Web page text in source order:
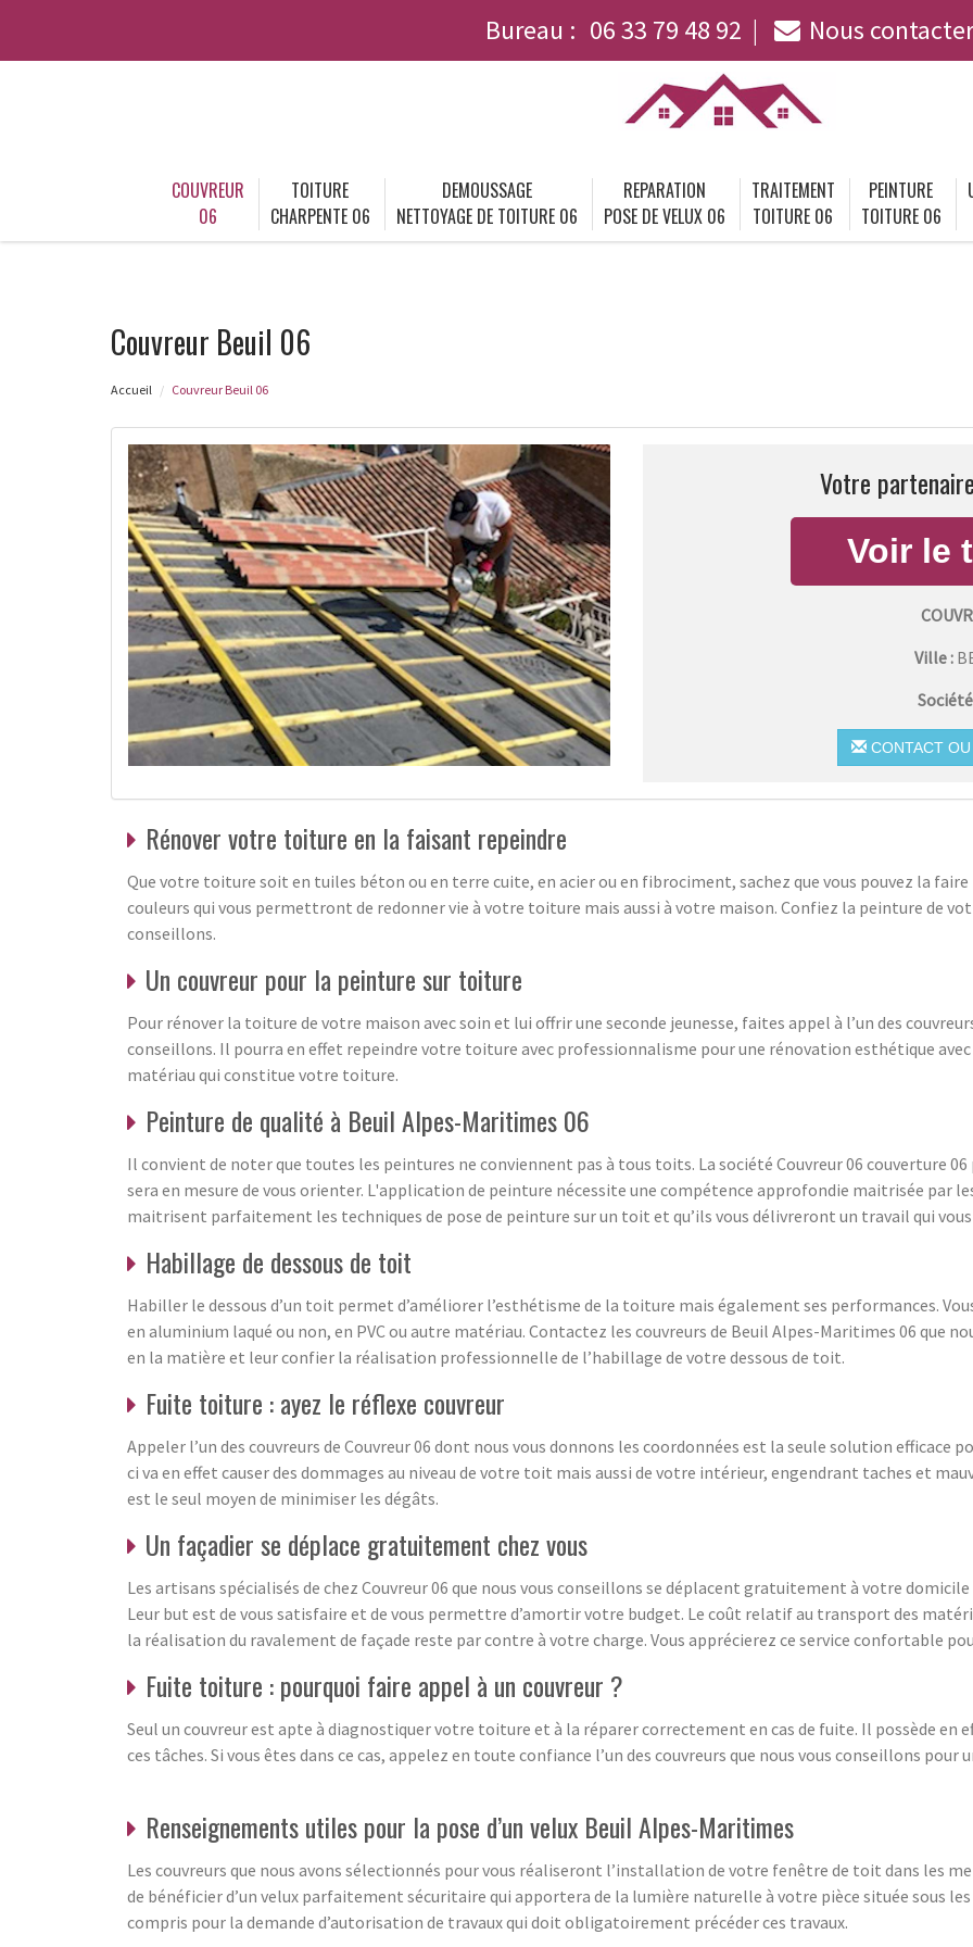
Bureau : 06 33 79 48 92 Nous contacter
COUVREUR
06
TOITURE
CHARPENTE 06
DEMOUSSAGE
NETTOYAGE DE TOITURE 06
REPARATION
POSE DE VELUX 06
TRAITEMENT
TOITURE 06
PEINTURE
TOITURE 06
Couvreur Beuil 06
Accueil Couvreur Beuil 06
Votre
Ville :
CONTACT OU
Rénover votre toiture en la faisant repeindre
Que votre toiture soit en tuiles béton ou en terre cuite, en acier ou en fibrociment, sachez que vous pouvez la faire
couleurs qui vous permettront de redonner vie à votre toiture mais aussi à votre maison. Confiez la peinture de
conseillons.
Un couvreur pour la peinture sur toiture
Pour rénover la toiture de votre maison avec soin et lui offrir une seconde jeunesse, faites appel à l’un des
conseillons. Il pourra en effet repeindre votre toiture avec professionnalisme pour une rénovation esthétique
matériau qui constitue votre toiture.
Peinture de qualité à Beuil Alpes-Maritimes 06
Il convient de noter que toutes les peintures ne conviennent pas à tous toits. La société Couvreur 06 couverture
sera en mesure de vous orienter. L'application de peinture nécessite une compétence approfondie maitrisée par
maitrisent parfaitement les techniques de pose de peinture sur un toit et qu’ils vous délivreront un travail qui
Habillage de dessous de toit
Habiller le dessous d’un toit permet d’améliorer l’esthétisme de la toiture mais également ses performances.
en aluminium laqué ou non, en PVC ou autre matériau. Contactez les couvreurs de Beuil Alpes-Maritimes 06 que
en la matière et leur confier la réalisation professionnelle de l’habillage de votre dessous de toit.
Fuite toiture : ayez le réflexe couvreur
Appeler l’un des couvreurs de Couvreur 06 dont nous vous donnons les coordonnées est la seule solution efficace
ci va en effet causer des dommages au niveau de votre toit mais aussi de votre intérieur, engendrant taches et
est le seul moyen de minimiser les dégâts.
Un façadier se déplace gratuitement chez vous
Les artisans spécialisés de chez Couvreur 06 que nous vous conseillons se déplacent gratuitement à votre
Leur but est de vous satisfaire et de vous permettre d’amortir votre budget. Le coût relatif au transport des
la réalisation du ravalement de façade reste par contre à votre charge. Vous apprécierez ce service confortable
Fuite toiture : pourquoi faire appel à un couvreur ?
Seul un couvreur est apte à diagnostiquer votre toiture et à la réparer correctement en cas de fuite. Il possède en
ces tâches. Si vous êtes dans ce cas, appelez en toute confiance l’un des couvreurs que nous vous conseillons
Renseignements utiles pour la pose d’un velux Beuil Alpes-Maritimes
Les couvreurs que nous avons sélectionnés pour vous réaliseront l’installation de votre fenêtre de toit dans les
de bénéficier d’un velux parfaitement sécuritaire qui apportera de la lumière naturelle à votre pièce située sous
compris pour la demande d’autorisation de travaux qui doit obligatoirement précéder ces travaux.